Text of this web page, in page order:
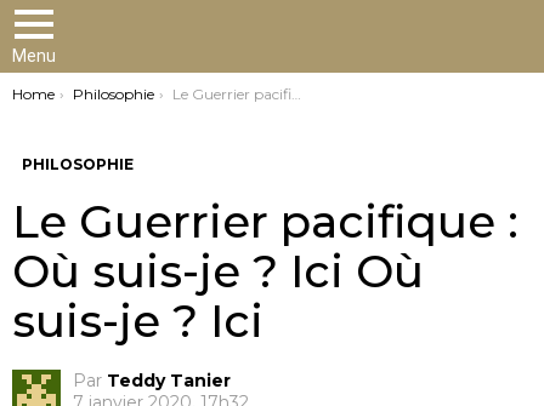
Menu
You are here:
Home Philosophie Le Guerrier pacifique : Où suis-je ? Ici Où suis-je ? Ici
PHILOSOPHIE
Le Guerrier pacifique :
Où suis-je ? Ici Où
suis-je ? Ici
Par Teddy Tanier